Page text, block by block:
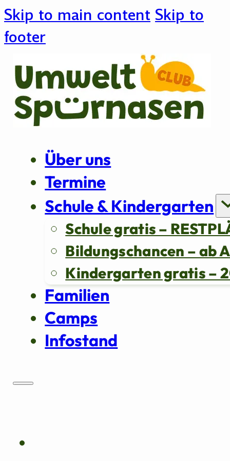
Skip to main content Skip to
footer
Über uns
Termine
Schule & Kindergarten
Schule gratis –
Bildungschancen – ab
Kindergarten gratis –
Familien
Camps
Infostand